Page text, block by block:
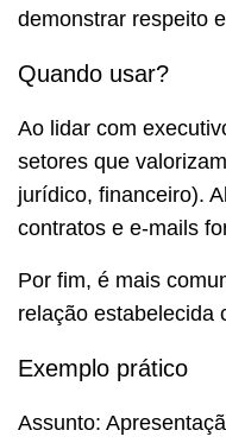
demonstrar respeito
Quando usar?
Ao lidar com
setores que
jurídico, financeiro).
contratos e e-mails
Por fim, é mais
relação estabelecida
Exemplo prático
Assunto: